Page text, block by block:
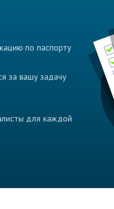
по паспорту
за вашу задачу
для каждой